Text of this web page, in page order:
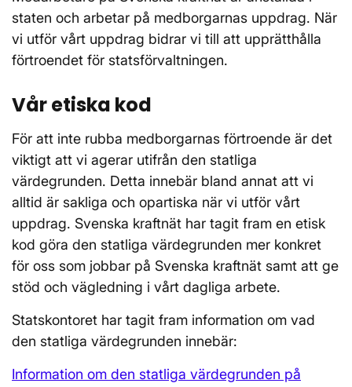
staten och arbetar på medborgarnas uppdrag. När
vi utför vårt uppdrag bidrar vi till att upprätthålla
förtroendet för statsförvaltningen.
Vår etiska kod
För att inte rubba medborgarnas förtroende är det
viktigt att vi agerar utifrån den statliga
värdegrunden. Detta innebär bland annat att vi
alltid är sakliga och opartiska när vi utför vårt
uppdrag. Svenska kraftnät har tagit fram en etisk
kod göra den statliga värdegrunden mer konkret
för oss som jobbar på Svenska kraftnät samt att ge
stöd och vägledning i vårt dagliga arbete.
Statskontoret har tagit fram information om vad
den statliga värdegrunden innebär:
Information om den statliga värdegrunden på